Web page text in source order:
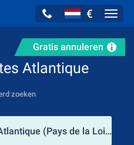
€
Gratis annuleren
Atlantique
zoeken
Luchthaven Nantes Atlantique (Pays de la Loire / Frankrijk)